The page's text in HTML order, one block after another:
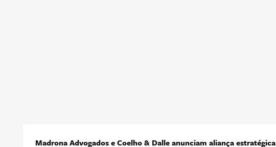
Madrona Advogados e Coelho & Dalle anunciam aliança estratégica